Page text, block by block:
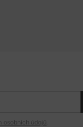
osobních údajů